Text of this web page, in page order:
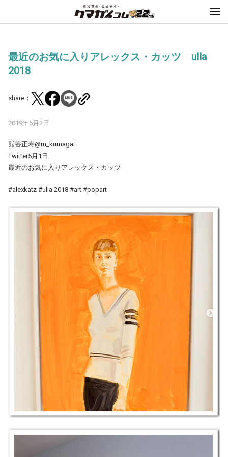
最近のお気に入りアレックス・カッツ ulla
2018
share：
2019年5月2日
熊谷正寿@m_kumagai
Twitter5月1日
最近のお気に入りアレックス・カッツ
#alexkatz #ulla 2018 #art #popart